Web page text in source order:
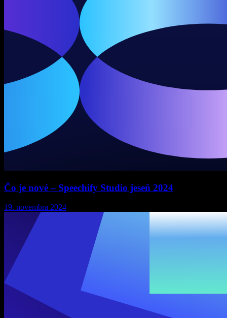
Čo je nové – Speechify Studio jeseň 2024
19. novembra 2024